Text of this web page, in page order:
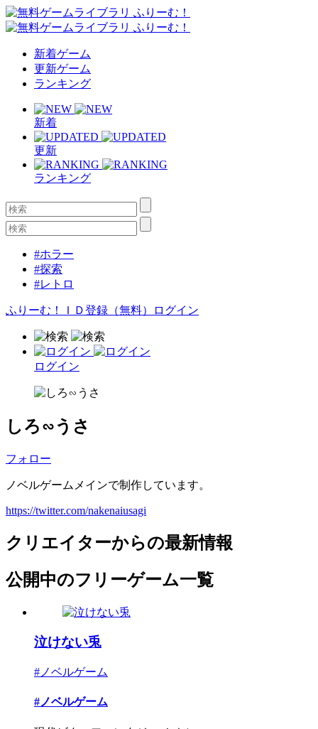
新着ゲーム
更新ゲーム
ランキング
新着
更新
ランキング
#ホラー
#探索
#レトロ
ふりーむ！ＩＤ登録（無料） ログイン
ログイン
しろ∽うさ
フォロー
ノベルゲームメインで制作しています。
https://twitter.com/nakenaiusagi
クリエイターからの最新情報
公開中のフリーゲーム一覧
泣けない兎
#ノベルゲーム
#ノベルゲーム